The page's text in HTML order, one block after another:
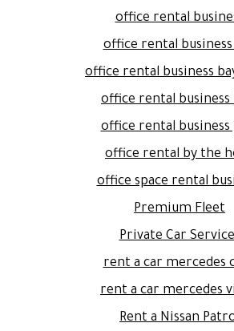
office rental
office rental business
office rental business
office rental business
office rental business
office rental by the
office space rental
Premium Fleet
Private Car
rent a car mercedes
rent a car mercedes
Rent a Nissan